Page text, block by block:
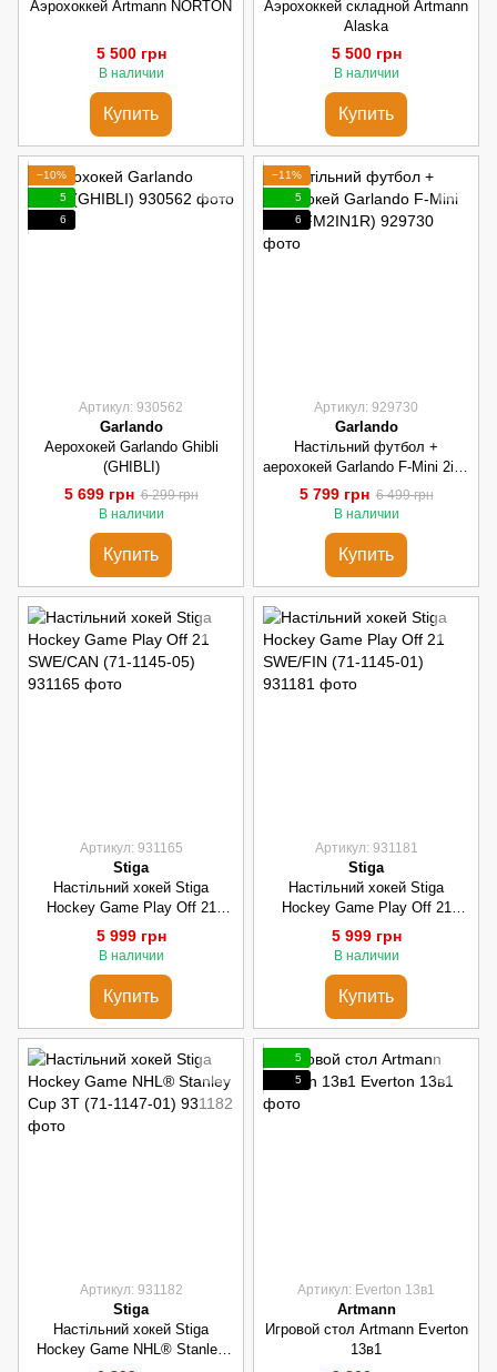
Аэрохоккей Artmann NORTON
5 500 грн
В наличии
Купить
Аэрохоккей складной Artmann
Alaska
5 500 грн
В наличии
Купить
−10%
5
6
Артикул: 930562
Garlando
Аерохокей Garlando Ghibli
(GHIBLI)
5 699 грн 6 299 грн
В наличии
Купить
−11%
5
6
Артикул: 929730
Garlando
Настільний футбол +
аерохокей Garlando F-Mini 2in1
(FM2IN1R)
5 799 грн 6 499 грн
В наличии
Купить
Артикул: 931165
Stiga
Настільний хокей Stiga
Hockey Game Play Off 21
SWE/CAN (71-1145-05)
5 999 грн
В наличии
Купить
Артикул: 931181
Stiga
Настільний хокей Stiga
Hockey Game Play Off 21
SWE/FIN (71-1145-01)
5 999 грн
В наличии
Купить
Артикул: 931182
Stiga
Настільний хокей Stiga
Hockey Game NHL® Stanley
5
5
Артикул: Everton 13в1
Artmann
Игровой стол Artmann Everton
13в1